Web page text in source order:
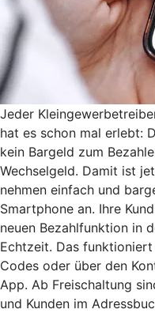
Jeder
hat es schon mal erlebt:
kein Bargeld zum
Wechselgeld. Damit ist
nehmen einfach und
Smartphone an. Ihre
neuen Bezahlfunktion in
Echtzeit. Das
Codes oder über den
App. Ab Freischaltung
und Kunden im